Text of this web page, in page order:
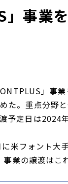
事業
」事
た。重点分野
予定日は2024
に米フォント
業の譲渡はこ